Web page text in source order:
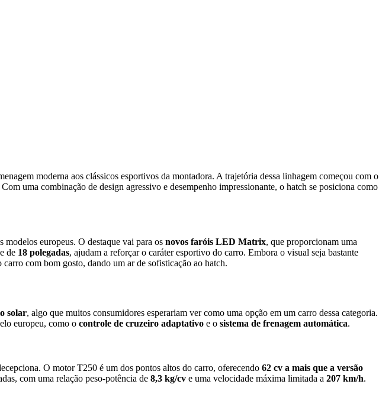
moderna aos clássicos esportivos da montadora. A trajetória dessa linhagem começou com o
uma combinação de design agressivo e desempenho impressionante, o hatch se posiciona como
europeus. O destaque vai para os novos faróis LED Matrix, que proporcionam uma
de 18 polegadas, ajudam a reforçar o caráter esportivo do carro. Embora o visual seja bastante
com bom gosto, dando um ar de sofisticação ao hatch.
solar, algo que muitos consumidores esperariam ver como uma opção em um carro dessa categoria.
europeu, como o controle de cruzeiro adaptativo e o sistema de frenagem automática.
O motor T250 é um dos pontos altos do carro, oferecendo 62 cv a mais que a versão
com uma relação peso-potência de 8,3 kg/cv e uma velocidade máxima limitada a 207 km/h.